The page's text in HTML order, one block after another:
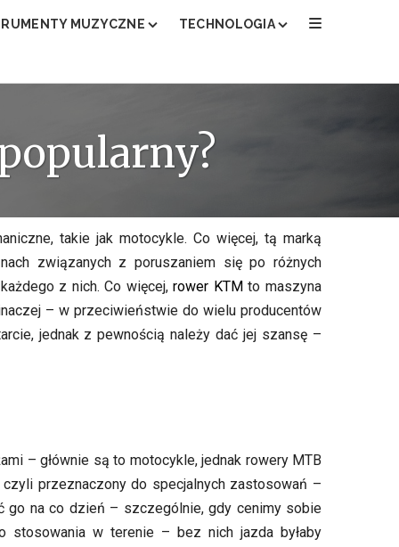
MUZYCZNE
TECHNOLOGIA
JAKI DYKTAFON WYBRAĆ I KUPIĆ?
JAKIE GŁOŚNIKI
takie jak motocykle. Co więcej, tą marką
związanych z poruszaniem się po różnych
z nich. Co więcej,rower KTM to maszyna
– w przeciwieństwie do wielu producentów
jednak z pewnością należy dać jej szansę –
– głównie są to motocykle, jednak rowery MTB
przeznaczony do specjalnych zastosowań –
go na co dzień – szczególnie, gdy cenimy sobie
stosowania w terenie – bez nich jazda byłaby